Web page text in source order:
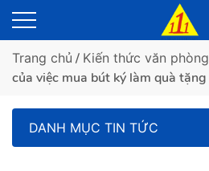
Trang chủ / Kiến thức văn phòng
của việc mua bút ký làm quà tặng
DANH MỤC TIN TỨC